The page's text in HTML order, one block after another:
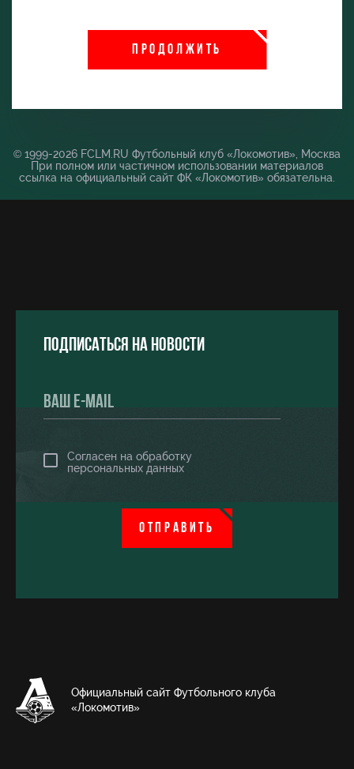
ПРОДОЛЖИТЬ
© 1999-2026 FCLM.RU Футбольный клуб «Локомотив», Москва
При полном или частичном использовании материалов
ссылка на официальный сайт ФК «Локомотив» обязательна.
Подписаться на новости
Согласен на обработку
персональных данных
ОТПРАВИТЬ
Официальный сайт Футбольного клуба
«Локомотив»